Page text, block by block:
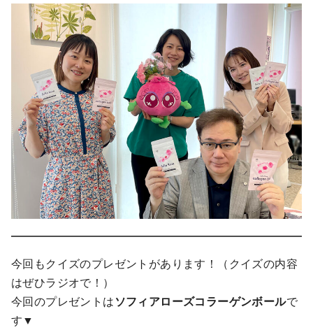
今回もクイズのプレゼントがあります！（クイズの内容
はぜひラジオで！）
今回のプレゼントはソフィアローズコラーゲンボールで
す▼